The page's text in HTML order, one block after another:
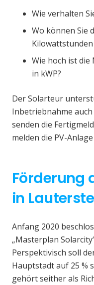
Wie verhalten
Wo können Sie
Kilowattstunden
Wie hoch ist
in kWP?
Der Solarteur
Inbetriebnahme
senden die
melden die PV-
Förderung
in
Anfang 2020
„Masterplan
Perspektivisch soll
Hauptstadt auf 25 %
gehört seither als